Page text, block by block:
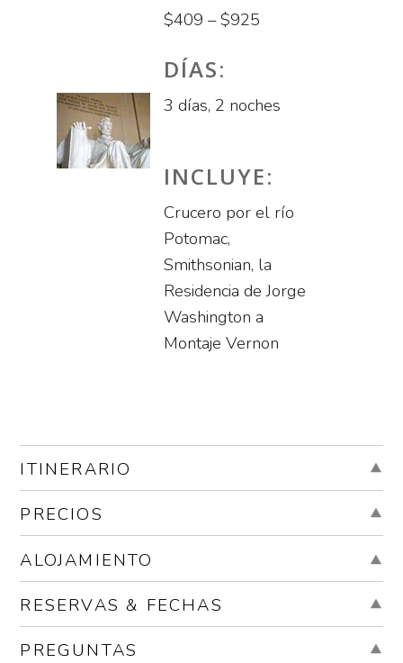
$409 – $925
DÍAS:
3 días, 2 noches
INCLUYE:
Crucero por el río
Potomac,
Smithsonian, la
Residencia de Jorge
Washington a
Montaje Vernon
ITINERARIO
PRECIOS
ALOJAMIENTO
RESERVAS & FECHAS
PREGUNTAS